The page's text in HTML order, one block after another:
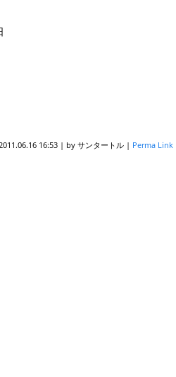
16:53 | by サンタートル | Perma Link